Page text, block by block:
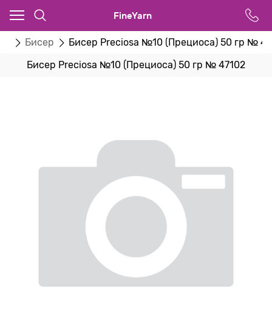
FineYarn
Бисер Бисер Preciosa №10 (Прециоса) 50 гр №
Бисер Preciosa №10 (Прециоса) 50 гр № 47102